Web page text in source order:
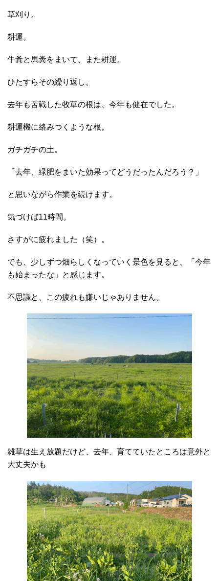
草刈り。
耕運。
牛糞と馬糞をまいて、また耕運。
ひたすらその繰り返し。
去年も苦戦した牧草の根は、今年も健在でした。
耕運機に絡みつくような根。
ガチガチの土。
「去年、緑肥をまいた効果ってどうだったんだろう？」
と思いながら作業を続けます。
気づけば11時間。
さすがに疲れました（笑）。
でも、少しずつ畑らしくなっていく景色を見ると、「今年
も始まったな」と感じます。
不思議と、この疲れも嫌いじゃありません。
雑草は生え放題だけど、去年、育てていたところは意外と
大丈夫かも